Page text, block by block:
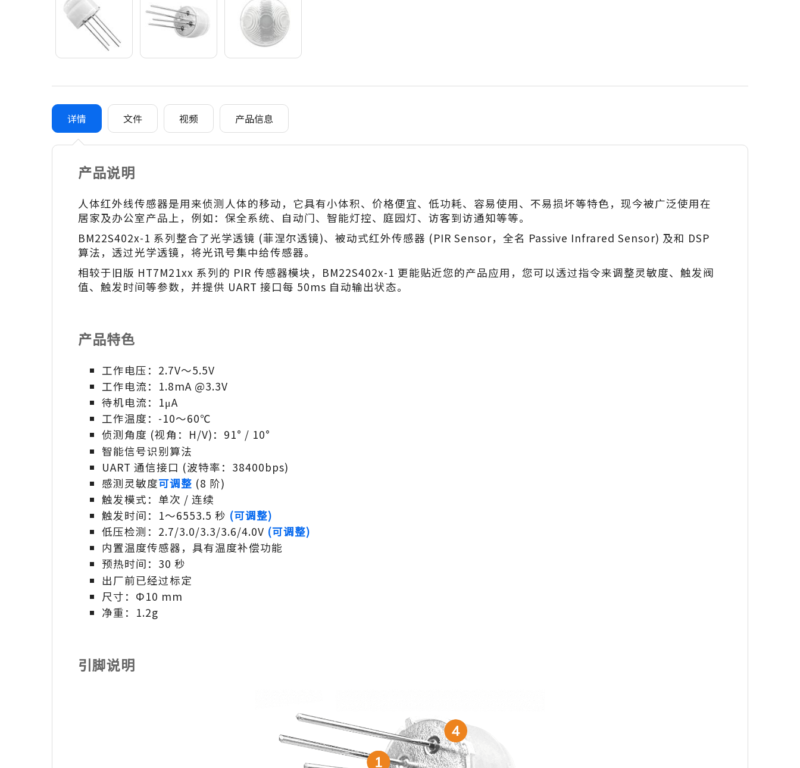
详情 文件 视频 产品信息
产品说明
人体红外线传感器是用来侦测人体的移动，它具有小体积、价格便宜、低功耗、容易使用、不易损坏等特色，现今被广泛使用在
居家及办公室产品上，例如：保全系统、自动门、智能灯控、庭园灯、访客到访通知等等。
BM22S402x-1 系列整合了光学透镜 (菲涅尔透镜)、被动式红外传感器 (PIR Sensor，全名 Passive Infrared Sensor) 及和 DSP
算法，透过光学透镜，将光讯号集中给传感器。
相较于旧版 HT7M21xx 系列的 PIR 传感器模块，BM22S402x-1 更能贴近您的产品应用，您可以透过指令来调整灵敏度、触发阀
值、触发时间等参数，并提供 UART 接口每 50ms 自动输出状态。
产品特色
工作电压：2.7V～5.5V
工作电流：1.8mA @3.3V
待机电流：1μA
工作温度：-10～60℃
侦测角度 (视角：H/V)：91° / 10°
智能信号识别算法
UART 通信接口 (波特率：38400bps)
感测灵敏度可调整 (8 阶)
触发模式：单次 / 连续
触发时间：1～6553.5 秒 (可调整)
低压检测：2.7/3.0/3.3/3.6/4.0V (可调整)
内置温度传感器，具有温度补偿功能
预热时间：30 秒
出厂前已经过标定
尺寸：Ф10 mm
净重：1.2g
引脚说明